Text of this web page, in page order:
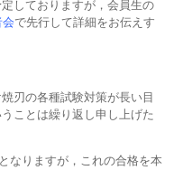
しておりますが，会員生の
で先行して詳細をお伝えす
刃の各種試験対策が長い目
ことは繰り返し申し上げた
なりますが，これの合格を本